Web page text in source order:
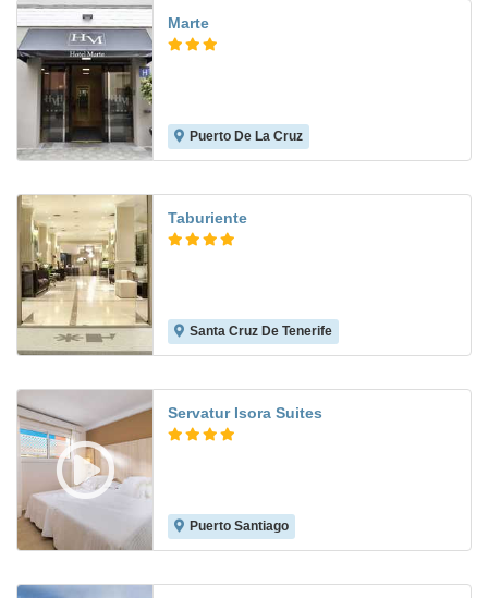
Marte
Puerto De La Cruz
Taburiente
Santa Cruz De Tenerife
Servatur Isora Suites
Puerto Santiago